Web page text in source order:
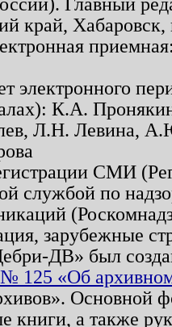
край,
электронного
К.А.
Л.Н. Левина,
СМИ
службой по
зарубежные
ДВ» был
125 «Об
Основной
книги, а также